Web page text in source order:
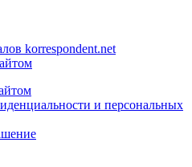
korrespondent.net
и персональных